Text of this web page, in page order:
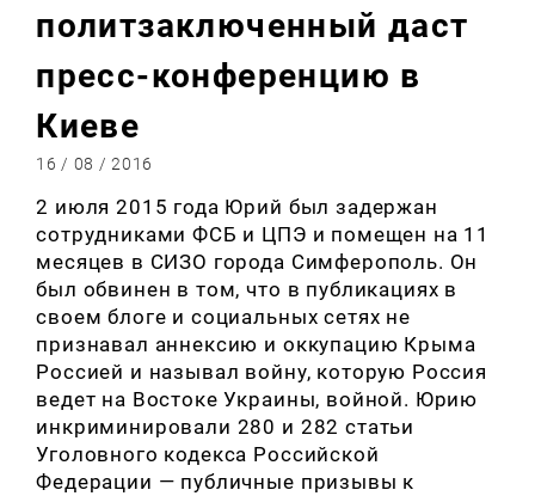
политзаключенный даст
пресс-конференцию в
Киеве
16 / 08 / 2016
2 июля 2015 года Юрий был задержан
сотрудниками ФСБ и ЦПЭ и помещен на 11
месяцев в СИЗО города Симферополь. Он
был обвинен в том, что в публикациях в
своем блоге и социальных сетях не
признавал аннексию и оккупацию Крыма
Россией и называл войну, которую Россия
ведет на Востоке Украины, войной. Юрию
инкриминировали 280 и 282 статьи
Уголовного кодекса Российской
Федерации — публичные призывы к